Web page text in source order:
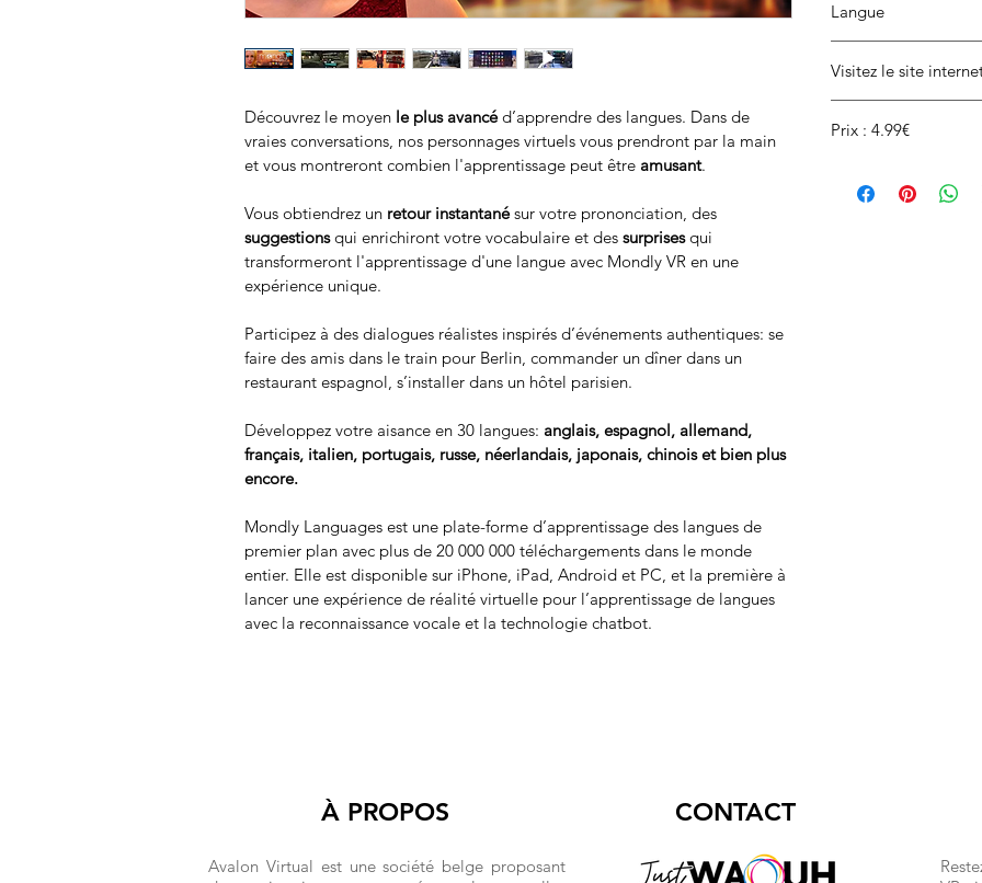
Découvrez le moyen le plus avancé d’apprendre des langues. Dans de
vraies conversations, nos personnages virtuels vous prendront par la main
et vous montreront combien l'apprentissage peut être amusant.
Vous obtiendrez un retour instantané sur votre prononciation, des
suggestions qui enrichiront votre vocabulaire et des surprises qui
transformeront l'apprentissage d'une langue avec Mondly VR en une
expérience unique.
Participez à des dialogues réalistes inspirés d’événements authentiques: se
faire des amis dans le train pour Berlin, commander un dîner dans un
restaurant espagnol, s’installer dans un hôtel parisien.
Développez votre aisance en 30 langues: anglais, espagnol, allemand,
français, italien, portugais, russe, néerlandais, japonais, chinois et bien plus
encore.
Mondly Languages ​​est une plate-forme d’apprentissage des langues de
premier plan avec plus de 20 000 000 téléchargements dans le monde
entier. Elle est disponible sur iPhone, iPad, Android et PC, et la première à
lancer une expérience de réalité virtuelle pour l’apprentissage de langues
avec la reconnaissance vocale et la technologie chatbot.
Langue
russe, néerlandais,
Visitez le site
Prix : 4.99€
À PROPOS CONTACT
Avalon Virtual est une société belge proposant